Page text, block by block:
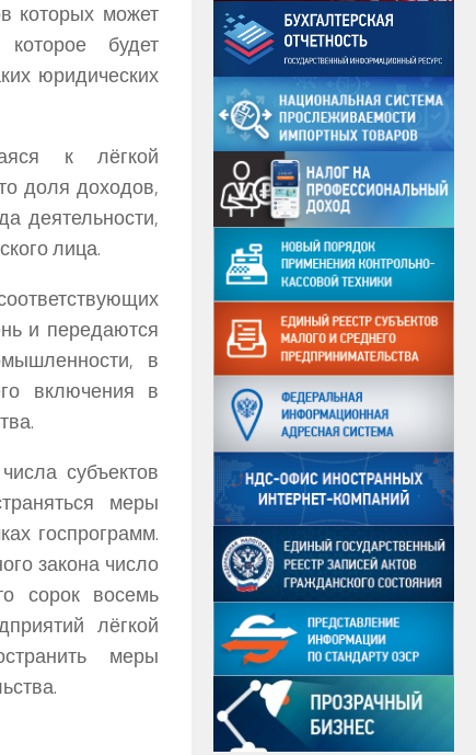
которых может
будет
юридических
к лёгкой
доля доходов,
деятельности,
лица.
и передаются
в
включения в
субъектов
меры
госпрограмм.
закона число
сорок восемь
лёгкой
меры